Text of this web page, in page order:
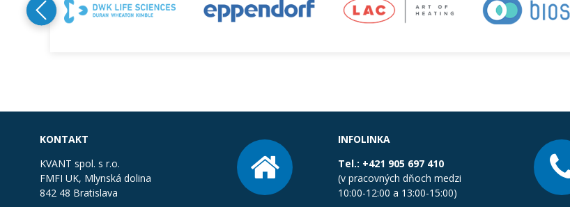
KONTAKT
KVANT spol. s r.o.
FMFI UK, Mlynská dolina
842 48 Bratislava
INFOLINKA
Tel.: +421 905 697 410
(v pracovných dňoch medzi
10:00-12:00 a 13:00-15:00)